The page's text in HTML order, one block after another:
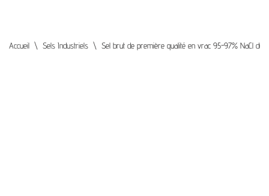
Accueil \ Sels Industriels \ Sel brut de première qualité en vrac 95-97% NaCl du